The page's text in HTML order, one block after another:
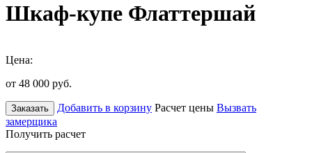
Шкаф-купе Флаттершай
Цена:
от 48 000 руб.
Заказать Добавить в корзину Расчет цены Вызвать
замерщика
Получить расчет